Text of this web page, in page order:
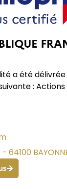
a été
:
64100